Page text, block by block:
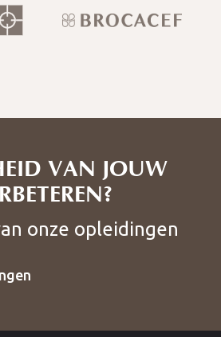
VAN JOUW
onze opleidingen